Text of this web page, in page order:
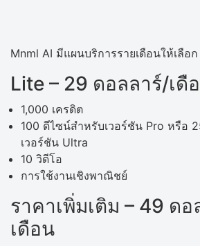
Mnml AI มีแผนบริการรายเดือนให้เลือ
Lite – 29 ดอลลาร์/เดื
1,000 เครดิต
100 ดีไซน์สำหรับเวอร์ชัน Pro หรือ
เวอร์ชัน Ultra
10 วิดีโอ
การใช้งานเชิงพาณิชย์
ราคาเพิ่มเติม – 49 ดอ
เดือน